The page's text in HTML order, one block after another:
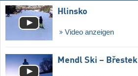
Hlinsko
Video anzeigen
Mendl Ski – Břestek